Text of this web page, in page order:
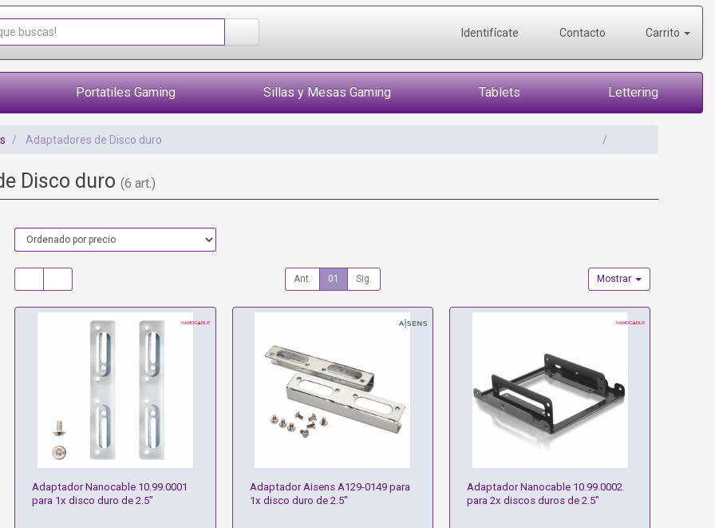
Identifícate Contacto Carrito
Portatiles Gaming Sillas y Mesas Gaming Tablets Lettering
Adaptadores de Disco duro
Disco duro (6 art.)
Ant. 01 Sig. Mostrar
Adaptador Nanocable 10.99.0001
para 1x disco duro de 2.5"
Adaptador Aisens A129-0149 para
1x disco duro de 2.5"
Adaptador Nanocable 10.99.0002
para 2x discos duros de 2.5"